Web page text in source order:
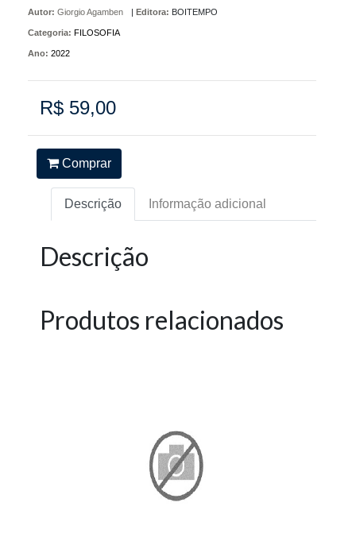
Autor: Giorgio Agamben | Editora: BOITEMPO
Categoria: FILOSOFIA
Ano: 2022
R$ 59,00
Comprar
Descrição Informação adicional
Descrição
Produtos relacionados